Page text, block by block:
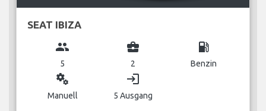
SEAT IBIZA
group
5
business_center
2
local_gas_station
Benzin
miscellaneous_services
Manuell
login
5 Ausgang